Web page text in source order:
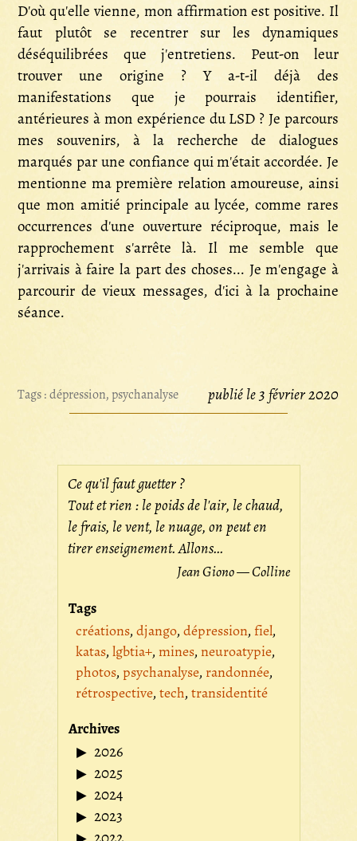
D'où qu'elle vienne, mon affirmation est positive. Il
faut plutôt se recentrer sur les dynamiques
déséquilibrées que j'entretiens. Peut-on leur
trouver une origine ? Y a-t-il déjà des
manifestations que je pourrais identifier,
antérieures à mon expérience du LSD ? Je parcours
mes souvenirs, à la recherche de dialogues
marqués par une confiance qui m'était accordée. Je
mentionne ma première relation amoureuse, ainsi
que mon amitié principale au lycée, comme rares
occurrences d'une ouverture réciproque, mais le
rapprochement s'arrête là. Il me semble que
j'arrivais à faire la part des choses... Je m'engage à
parcourir de vieux messages, d'ici à la prochaine
séance.
Tags :dépression,psychanalyse publié le 3 février 2020
Ce qu'il faut guetter ?
Tout et rien : le poids de l'air, le chaud,
le frais, le vent, le nuage, on peut en
tirer enseignement. Allons...
Jean Giono — Colline
Tags
créations django dépression fiel
katas lgbtia+ mines neuroatypie
photos psychanalyse randonnée
rétrospective tech transidentité
Archives
2026
2025
2024
2023